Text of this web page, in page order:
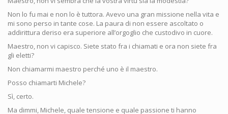
Non lo fu mai e non lo è tuttora. Avevo una gran missione nella vita e
mi sono perso in tante cose. La paura di non essere ascoltato o
addirittura deriso era superiore all’orgoglio che custodivo in cuore.
Maestro, non vi capisco. Siete stato fra i chiamati e ora non siete fra
gli eletti?
Non chiamarmi maestro perché uno è il maestro.
Posso chiamarti Michele?
Sì, certo.
Ma dimmi, Michele, quale tensione e quale passione ti hanno